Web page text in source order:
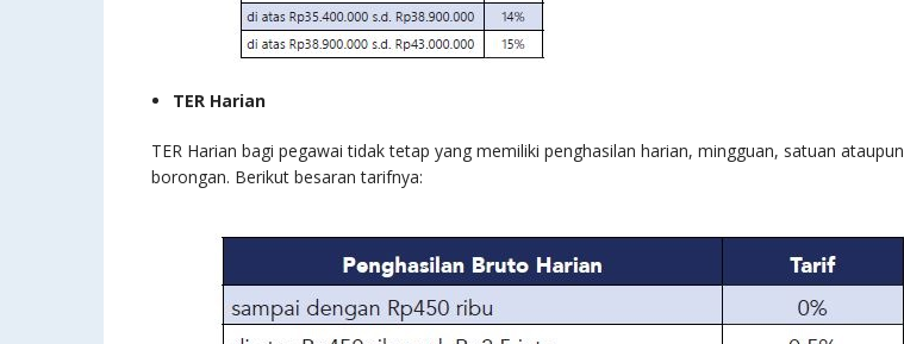
TER Harian
TER Harian bagi pegawai tidak tetap yang memiliki penghasilan harian, mingguan, satuan ataupun
borongan. Berikut besaran tarifnya: